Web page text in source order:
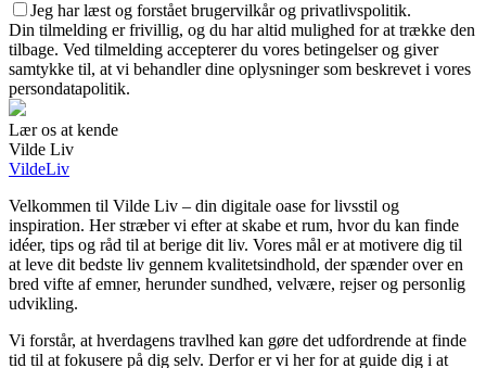
Jeg har læst og forstået brugervilkår og privatlivspolitik.
Din tilmelding er frivillig, og du har altid mulighed for at trække den
tilbage. Ved tilmelding accepterer du vores betingelser og giver
samtykke til, at vi behandler dine oplysninger som beskrevet i vores
persondatapolitik.
Lær os at kende
Vilde Liv
VildeLiv
Velkommen til Vilde Liv – din digitale oase for livsstil og
inspiration. Her stræber vi efter at skabe et rum, hvor du kan finde
idéer, tips og råd til at berige dit liv. Vores mål er at motivere dig til
at leve dit bedste liv gennem kvalitetsindhold, der spænder over en
bred vifte af emner, herunder sundhed, velvære, rejser og personlig
udvikling.
Vi forstår, at hverdagens travlhed kan gøre det udfordrende at finde
tid til at fokusere på dig selv. Derfor er vi her for at guide dig i at